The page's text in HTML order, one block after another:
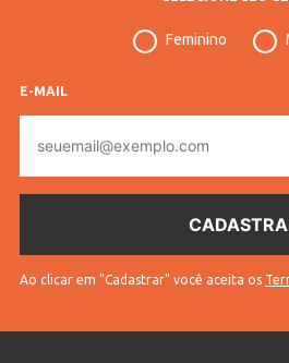
Feminino
E-MAIL
mail
Ao clicar em "Cadastrar" você aceita os